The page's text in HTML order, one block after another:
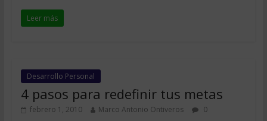
Leer más
Desarrollo Personal
4 pasos para redefinir tus metas
febrero 1, 2010 Marco Antonio Ontiveros
0